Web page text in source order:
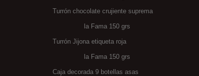
Turrón chocolate crujiente suprema
la Fama 150 grs
Turrón Jijona etiqueta roja
la Fama 150 grs
Caja decorada 9 botellas asas